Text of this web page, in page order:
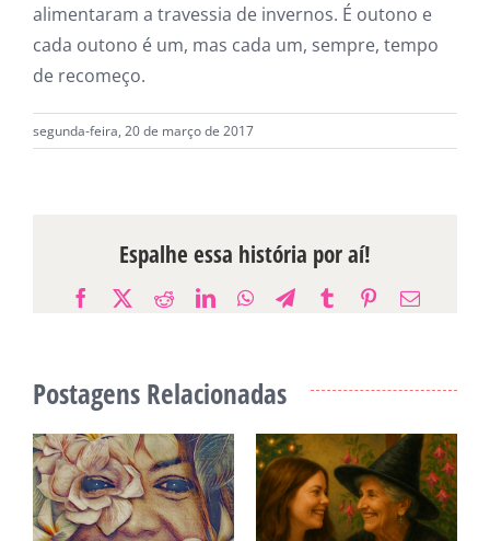
alimentaram a travessia de invernos. É outono e
cada outono é um, mas cada um, sempre, tempo
de recomeço.
segunda-feira, 20 de março de 2017
Espalhe essa história por aí!
Facebook
X RedditLinkedInWhatsApp
Telegram
TumblrPinterest
E-
Postagens Relacionadas